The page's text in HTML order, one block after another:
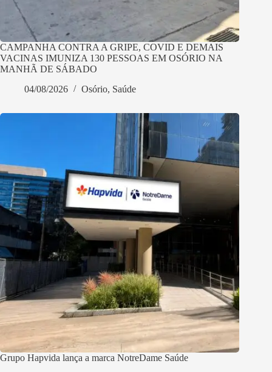
CAMPANHA CONTRA A GRIPE, COVID E DEMAIS
VACINAS IMUNIZA 130 PESSOAS EM OSÓRIO NA
MANHÃ DE SÁBADO
04/08/2026
Osório, Saúde
Grupo Hapvida lança a marca NotreDame Saúde